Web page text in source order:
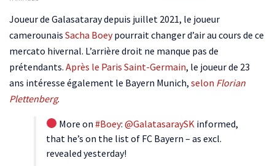
Joueur de Galasataray depuis juillet 2021, le joueur
camerounais Sacha Boeypourrait changer d’air au cours de ce
mercato hivernal. L’arrière droit ne manque pas de
prétendants. Après le Paris Saint-Germain, le joueur de 23
ans intéresse également le Bayern Munich, selon Florian
Plettenberg.
More on#Boey:@GalatasaraySK informed,
that he’s on the list of FC Bayern – as excl.
revealed yesterday!